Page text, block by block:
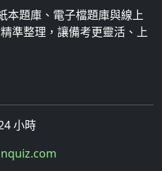
本題庫、電子檔題庫與線上
準整理，讓備考更靈活、上
小時